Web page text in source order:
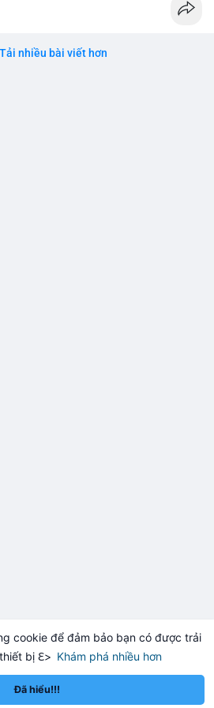
cookie để đảm bảo bạn có được trải
bị ℇ> Khám phá nhiều hơn
Đã hiểu!!!
SOL $76.04 +3.01%
Tải nhiều bài viết hơn